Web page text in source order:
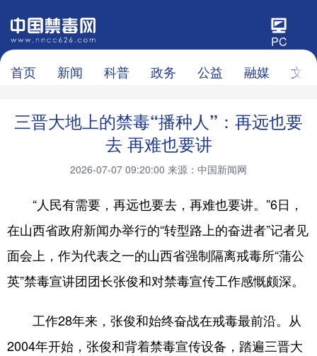
PC
首页 新闻 科普 政务 公益 融媒 文化
三晋大地上的禁毒“播种人”：再远也要
去 再难也要讲
2026-07-07 09:20:00 来源：中国新闻网
“人民有需要，再远也要去，再难也要讲。”6日，
在山西省政府新闻办举行的“转型路上的奋进者”记者见
面会上，作为代表之一的山西省强制隔离戒毒所“蒲公
英”禁毒宣讲团团长张俊和对禁毒宣传工作感慨颇深。
工作28年来，张俊和始终奋战在戒毒最前沿。从
2004年开始，张俊和背着禁毒宣传设备，踏遍三晋大